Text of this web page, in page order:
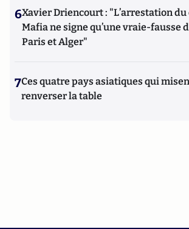
6Xavier Driencourt : "L’arrestation du
Mafia ne signe qu’une vraie-fausse
Paris et Alger"
7Ces quatre pays asiatiques qui
renverser la table